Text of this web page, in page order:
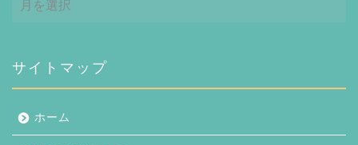
ー
ブ
サイトマップ
ホーム